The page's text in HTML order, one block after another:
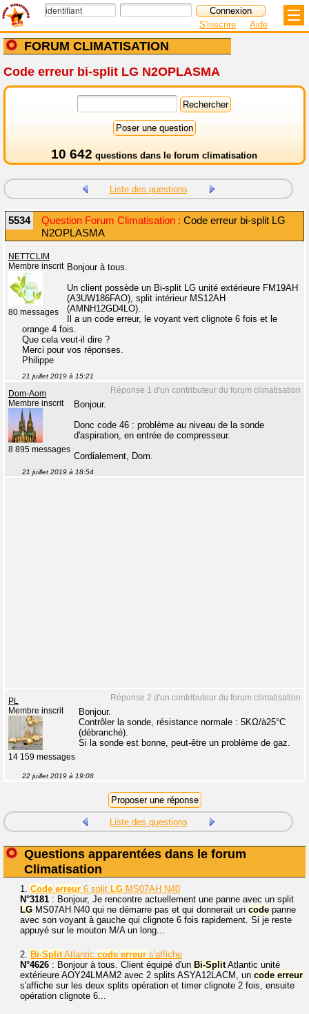
FORUM CLIMATISATION
S'inscrire Aide
Code erreur bi-split LG N2OPLASMA
10 642 questions dans le forum climatisation
Liste des questions
5534 Question Forum Climatisation : Code erreur bi-split LG
N2OPLASMA
NETTCLIM
Membre inscrit
80 messages
Bonjour à tous.
Un client possède un Bi-split LG unité extérieure FM19AH
(A3UW186FAO), split intérieur MS12AH
(AMNH12GD4LO).
Il a un code erreur, le voyant vert clignote 6 fois et le
orange 4 fois.
Que cela veut-il dire ?
Merci pour vos réponses.
Philippe
21 juillet 2019 à 15:21
Réponse 1 d'un contributeur du forum climatisation
Dom-Aom
Membre inscrit
8 895 messages
Bonjour.
Donc code 46 : problème au niveau de la sonde
d'aspiration, en entrée de compresseur.
Cordialement, Dom.
21 juillet 2019 à 18:54
Réponse 2 d'un contributeur du forum climatisation
PL
Membre inscrit
14 159 messages
Bonjour.
Contrôler la sonde, résistance normale : 5KΩ/à25°C
(débranché).
Si la sonde est bonne, peut-être un problème de gaz.
22 juillet 2019 à 19:08
Liste des questions
Questions apparentées dans le forum
Climatisation
1. Code erreur 6 split LG MS07AH N40
N°3181 : Bonjour, Je rencontre actuellement une panne avec un split
LG MS07AH N40 qui ne démarre pas et qui donnerait un code panne
avec son voyant à gauche qui clignote 6 fois rapidement. Si je reste
appuyé sur le mouton M/A un long...
2. Bi-SplitAtlantic code erreur s'affiche
N°4626 : Bonjour à tous. Client équipé d'un Bi-SplitAtlantic unité
extérieure AOY24LMAM2 avec 2 splits ASYA12LACM, un code erreur
s'affiche sur les deux splits opération et timer clignote 2 fois, ensuite
opération clignote 6...